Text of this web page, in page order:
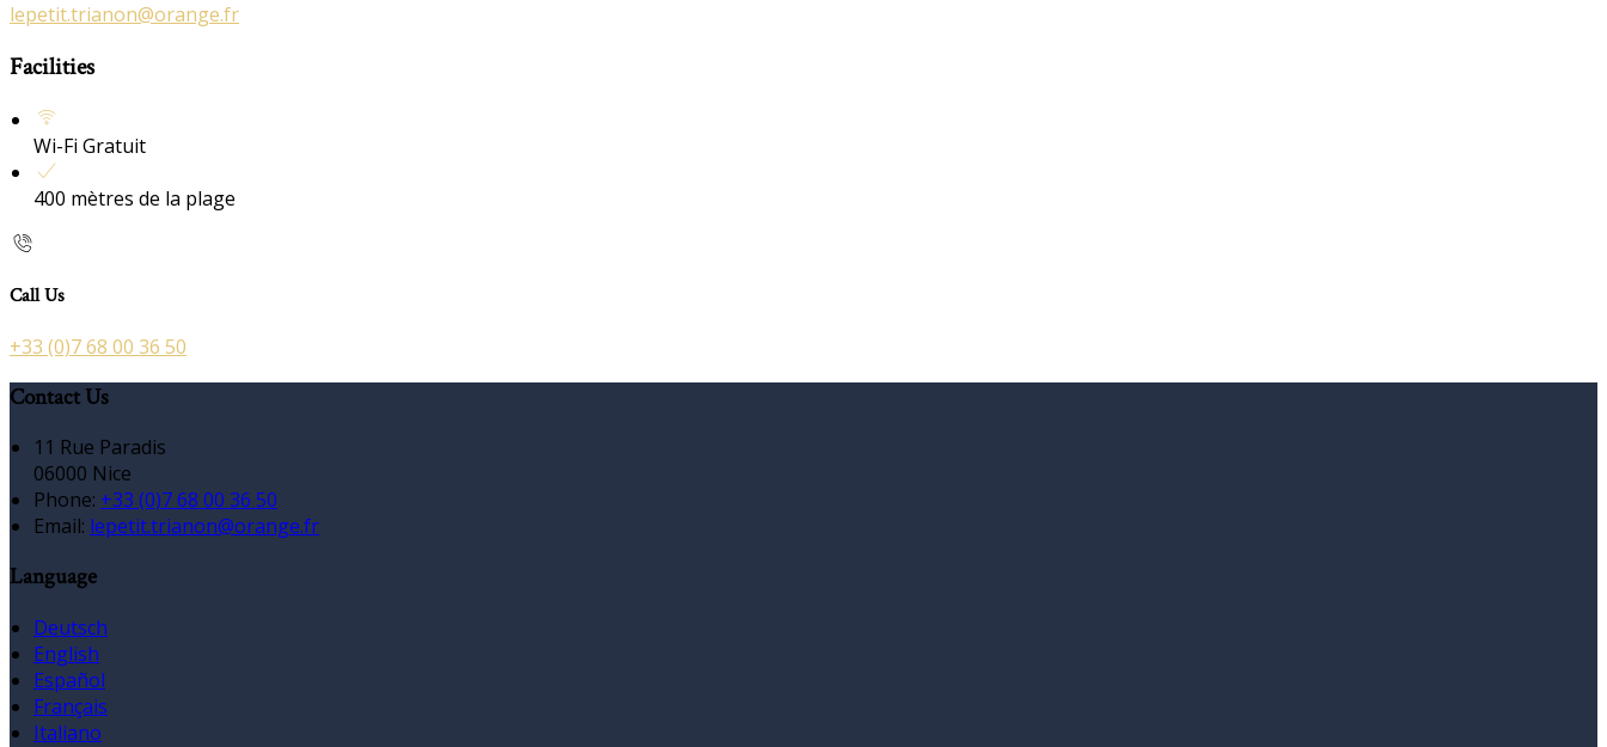
lepetit.trianon@orange.fr
Facilities
Wi-Fi Gratuit
400 mètres de la plage
Call Us
+33 (0)7 68 00 36 50
Contact Us
11 Rue Paradis
06000 Nice
Phone: +33 (0)7 68 00 36 50
Email: lepetit.trianon@orange.fr
Language
Deutsch
English
Español
Français
Italiano